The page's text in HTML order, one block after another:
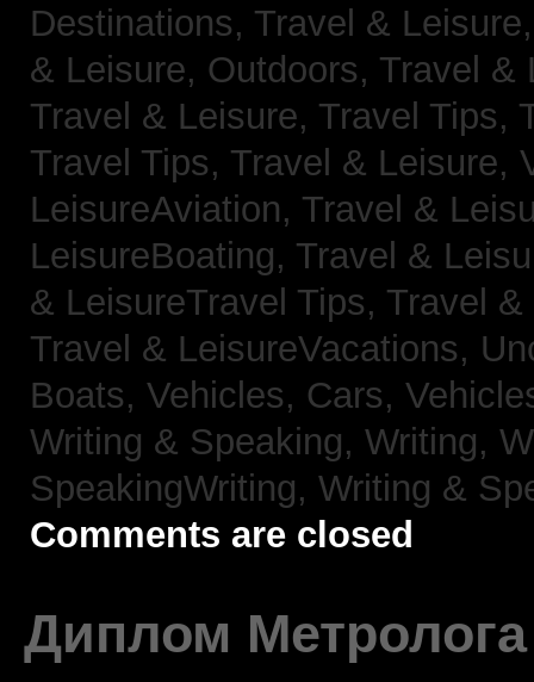
Destinations, Travel &
& Leisure, Outdoors, Travel &
Travel & Leisure, Travel Tips,
Travel Tips, Travel & Leisure,
LeisureAviation, Travel &
LeisureBoating, Travel &
& LeisureTravel Tips, Travel
Travel & LeisureVacations,
Boats, Vehicles, Cars,
Writing & Speaking, Writing,
SpeakingWriting, Writing &
Comments are closed
Диплом